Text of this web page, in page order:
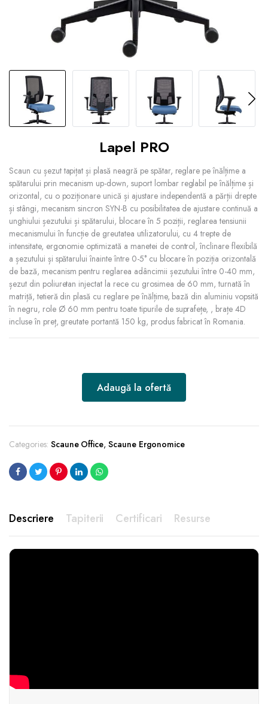
Lapel PRO
Scaun cu șezut tapițat și plasă neagră pe spătar, reglare pe înălțime a
spătarului prin mecanism up-down, suport lombar reglabil pe înălțime și
orizontal, cu o poziționare unică și ajustare independentă a părții drepte
și stângi, mecanism sincron SYN-B cu posibilitatea de ajustare continuă a
unghiului șezutului și spătarului, blocare în 5 poziții, reglarea tensiunii
mecanismului în funcție de greutatea utilizatorului, cu 4 trepte de
intensitate, ergonomie optimizată a manetei de control, înclinare flexibilă
a șezutului și spătarului înainte între 0-5° cu blocare în poziția orizontală
de bază, mecanism pentru reglarea adâncimii șezutului între 0-40 mm,
șezut din poliuretan injectat la rece cu grosimea de 60 mm, turnată în
matriță, tetieră din plasă cu reglare pe înălțime, bază din aluminiu vopsită
în negru, role Ø 60 mm pentru toate tipurile de suprafețe, , brațe 4D
incluse în preț, greutate portantă 150 kg, produs fabricat în Romania.
Adaugă la ofertă
Categories: Scaune Office,Scaune Ergonomice
Tapiterii Certificari Resurse
Descriere